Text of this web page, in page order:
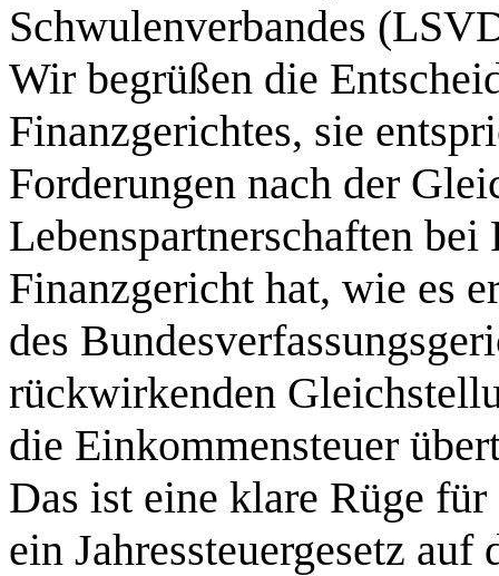
Schwulenverbandes
Wir begrüßen die
Finanzgerichtes, sie
Forderungen nach der
Lebenspartnerschaften
Finanzgericht hat, wie es
des
rückwirkenden
die Einkommensteuer
Das ist eine klare Rüge
ein Jahressteuergesetz auf